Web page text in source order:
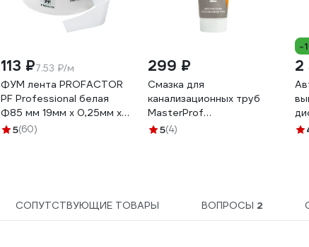
113 ₽7.53 ₽/м
ФУМ лента PROFACTOR
PF Professional белая
Ф85 мм 19мм х 0,25мм х
15м PF FE 530
5(60)
299 ₽
Смазка для
канализационных труб
MasterProf
МАСТЕРПЛАСТ (туба 250
5(4)
-
2
СОПУТСТВУЮЩИЕ ТОВАРЫ ВОПРОСЫ 2